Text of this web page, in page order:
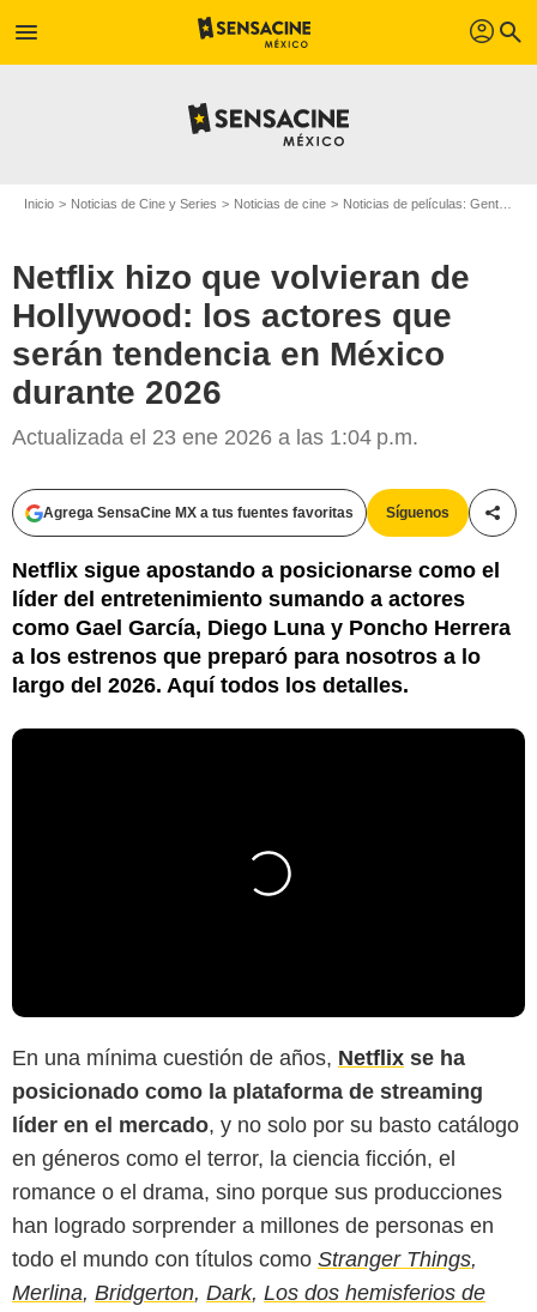
menu profil search
Inicio Noticias de Cine y Series Noticias de cine Noticias de películas: Gente
Netflix hizo que volvieran de
Hollywood: los actores que
serán tendencia en México
durante 2026
Actualizada el 23 ene 2026 a las 1:04 p.m.
Agrega SensaCine MX a tus fuentes favoritas Síguenos
Netflix sigue apostando a posicionarse como el
líder del entretenimiento sumando a actores
como Gael García, Diego Luna y Poncho Herrera
a los estrenos que preparó para nosotros a lo
largo del 2026. Aquí todos los detalles.
En una mínima cuestión de años, Netflix se ha
posicionado como la plataforma de streaming
líder en el mercado, y no solo por su basto catálogo
en géneros como el terror, la ciencia ficción, el
romance o el drama, sino porque sus producciones
han logrado sorprender a millones de personas en
todo el mundo con títulos como Stranger Things,
Merlina, Bridgerton, Dark, Los dos hemisferios de